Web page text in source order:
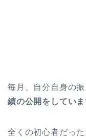
毎月、自分自身の
績の公開をしていま
全くの初心者だっ